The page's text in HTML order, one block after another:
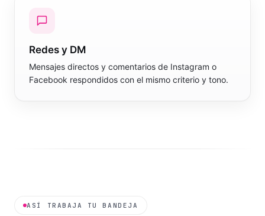
Redes y DM
Mensajes directos y comentarios de Instagram o
Facebook respondidos con el mismo criterio y tono.
ASÍ TRABAJA TU BANDEJA